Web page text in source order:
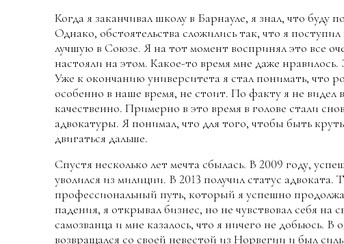
Когда я заканчивал школу в Барнауле, я знал, что буду
Однако, обстоятельства сложились так, что я
лучшую в Союзе. Я на тот момент воспринял это все
настояли на этом. Какое-то время мне даже нравилось.
Уже к окончанию университета я стал понимать, что
особенно в наше время, не стоит. По факту я не видел
качественно. Примерно в это время в голове стали
адвокатуры. Я понимал, что для того, чтобы быть
двигаться дальше.
Спустя несколько лет мечта сбылась. В 2009 году,
уволился из милиции. В 2013 получил статус адвоката.
профессиональный путь, который я успешно
падения, я открывал бизнес, но не чувствовал себя на
самозванца и мне казалось, что я ничего не добьюсь. В
возвращался со своей невестой из Норвегии и был